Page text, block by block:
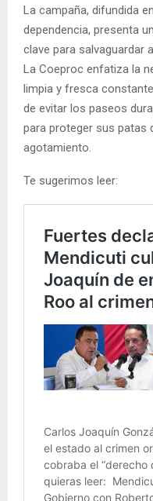
La campaña, difundida
dependencia, presenta
clave para salvaguardar
La Coeproc enfatiza la
limpia y fresca
de evitar los paseos
para proteger sus patas
agotamiento.
Te sugerimos leer: